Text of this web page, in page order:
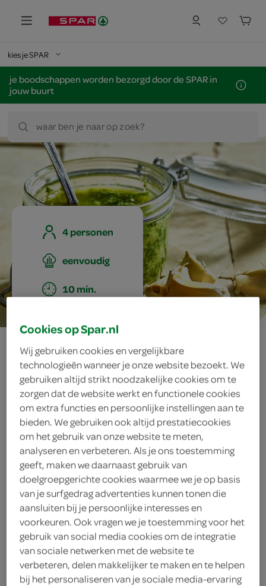
kies je SPAR
je boodschappen worden bezorgd door de SPAR in
jouw buurt
waar ben je naar op zoek?
4 personen
eenvoudig
10 min.
gepofte-
knoflooksaus met
peterselie en
citroen
ingrediënten
1 mespunt chilipepervlokken
1 bosje peterselie
Cookies op Spar.nl
Wij gebruiken cookies en vergelijkbare
technologieën wanneer je onze website bezoekt. We
gebruiken altijd strikt noodzakelijke cookies om te
zorgen dat de website werkt en functionele cookies
om extra functies en persoonlijke instellingen aan te
bieden. We gebruiken ook altijd prestatiecookies
om het gebruik van onze website te meten,
analyseren en verbeteren. Als je ons toestemming
geeft, maken we daarnaast gebruik van
doelgroepgerichte cookies waarmee we je op basis
van je surfgedrag advertenties kunnen tonen die
aansluiten bij je persoonlijke interesses en
voorkeuren. Ook vragen we je toestemming voor het
gebruik van social media cookies om de integratie
van sociale netwerken met de website te
verbeteren, delen makkelijker te maken en te helpen
bij het personaliseren van je sociale media-ervaring